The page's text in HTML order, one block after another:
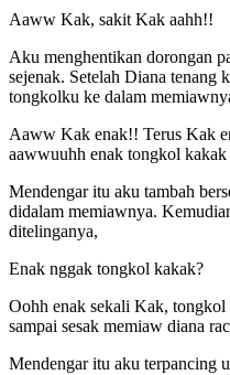
Aaww Kak, sakit Kak aahh!!
Aku menghentikan dorongan
sejenak. Setelah Diana tenang
tongkolku ke dalam
Aaww Kak enak!! Terus Kak
aawwuuhh enak tongkol kakak
Mendengar itu aku tambah
didalam memiawnya.
ditelinganya,
Enak nggak tongkol kakak?
Oohh enak sekali Kak, tongkol
sampai sesak memiaw diana
Mendengar itu aku terpancing